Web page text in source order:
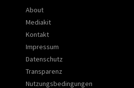
About
Mediakit
Kontakt
Impressum
Datenschutz
Transparenz
Nutzungsbedingungen